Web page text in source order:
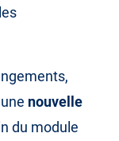
nouvelle
du module